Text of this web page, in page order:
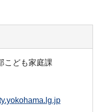
こども家庭課